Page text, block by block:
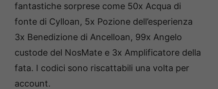
fantastiche sorprese come 50x Acqua di
fonte di Cylloan, 5x Pozione dell’esperienza
3x Benedizione di Ancelloan, 99x Angelo
custode del NosMate e 3x Amplificatore della
fata. I codici sono riscattabili una volta per
account.